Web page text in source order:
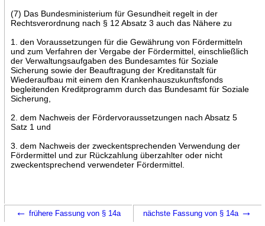
(7) Das Bundesministerium für Gesundheit regelt in der
Rechtsverordnung nach § 12 Absatz 3 auch das Nähere zu
1. den Voraussetzungen für die Gewährung von Fördermitteln
und zum Verfahren der Vergabe der Fördermittel, einschließlich
der Verwaltungsaufgaben des Bundesamtes für Soziale
Sicherung sowie der Beauftragung der Kreditanstalt für
Wiederaufbau mit einem den Krankenhauszukunftsfonds
begleitenden Kreditprogramm durch das Bundesamt für Soziale
Sicherung,
2. dem Nachweis der Fördervoraussetzungen nach Absatz 5
Satz 1 und
3. dem Nachweis der zweckentsprechenden Verwendung der
Fördermittel und zur Rückzahlung überzahlter oder nicht
zweckentsprechend verwendeter Fördermittel.
← frühere Fassung von § 14a nächste Fassung von § 14a →